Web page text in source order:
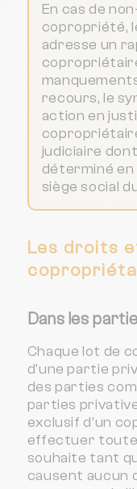
En cas de
copropriété,
adresse un
recours, le
action en
judiciaire
déterminé
siège social
Les droits
Dans les
Chaque lot de
d'une partie
des parties
parties
exclusif d'un
effectuer
souhaite tant
causent aucun